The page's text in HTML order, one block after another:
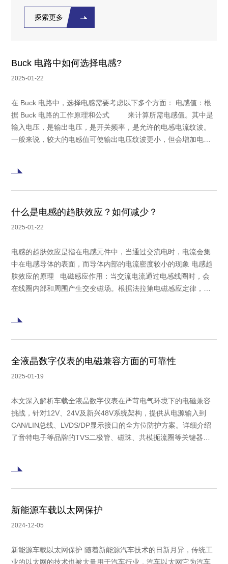
探索更多
Buck 电路中如何选择电感?
2025-01-22
在 Buck 电路中，选择电感需要考虑以下多个方面： 电感值：根
据 Buck 电路的工作原理和公式 来计算所需电感值。其中是
输入电压，是输出电压，是开关频率，是允许的电感电流纹波。
一般来说，较大的电感值可使输出电压纹波更小，但会增加电感
什么是电感的趋肤效应？如何减少？
2025-01-22
电感的趋肤效应是指在电感元件中，当通过交流电时，电流会集
中在电感导体的表面，而导体内部的电流密度较小的现象 电感趋
肤效应的原理 电磁感应作用：当交流电流通过电感线圈时，会
在线圈内部和周围产生交变磁场。根据法拉第电磁感应定律，这
和感应电流也较大，这些感应电流与原电流
全液晶数字仪表的电磁兼容方面的可靠性
2025-01-19
本文深入解析车载全液晶数字仪表在严苛电气环境下的电磁兼容
挑战，针对12V、24V及新兴48V系统架构，提供从电源输入到
CAN/LIN总线、LVDS/DP显示接口的全方位防护方案。详细介绍
了音特电子等品牌的TVS二极管、磁珠、共模扼流圈等关键器件
新能源车载以太网保护
2024-12-05
新能源车载以太网保护 随着新能源汽车技术的日新月异，传统工
业的以太网的技术也被大量用于汽车行业，汽车以太网它为汽车